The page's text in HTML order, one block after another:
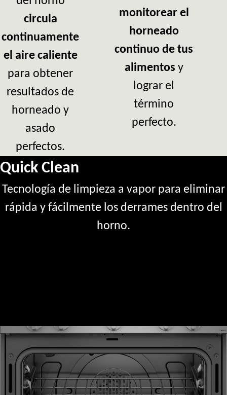
circula
continuamente
el aire caliente
para obtener
resultados de
horneado y
asado
perfectos.
monitorear el
horneado
continuo de tus
alimentos y
lograr el
término
perfecto.
Quick Clean
Tecnología de limpieza a vapor para eliminar
rápida y fácilmente los derrames dentro del
horno.